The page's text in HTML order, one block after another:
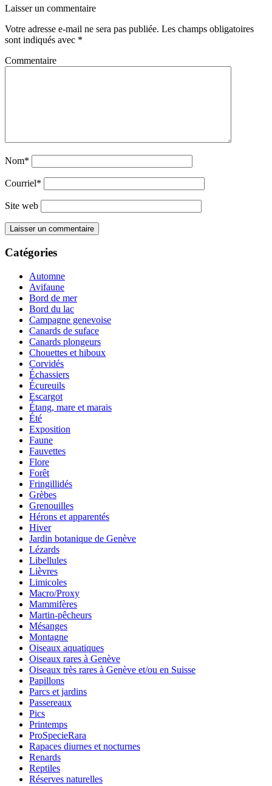
Laisser un commentaire
Votre adresse e-mail ne sera pas publiée. Les champs obligatoires
sont indiqués avec *
Commentaire
Nom*
Courriel*
Site web
Catégories
Automne
Avifaune
Bord de mer
Bord du lac
Campagne genevoise
Canards de suface
Canards plongeurs
Chouettes et hiboux
Corvidés
Échassiers
Écureuils
Escargot
Étang, mare et marais
Été
Exposition
Faune
Fauvettes
Flore
Forêt
Fringillidés
Grèbes
Grenouilles
Hérons et apparentés
Hiver
Jardin botanique de Genève
Lézards
Libellules
Lièvres
Limicoles
Macro/Proxy
Mammifères
Martin-pêcheurs
Mésanges
Montagne
Oiseaux aquatiques
Oiseaux rares à Genève
Oiseaux très rares à Genève et/ou en Suisse
Papillons
Parcs et jardins
Passereaux
Pics
Printemps
ProSpecieRara
Rapaces diurnes et nocturnes
Renards
Reptiles
Réserves naturelles